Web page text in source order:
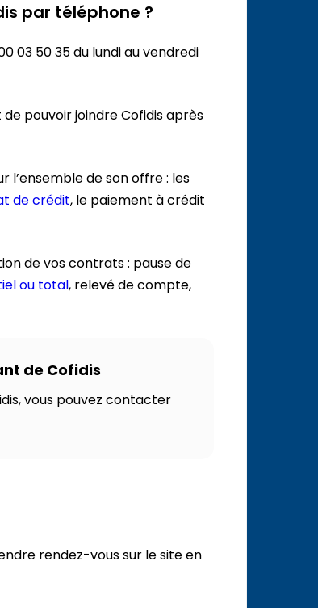
par téléphone ?
03 50 35 du lundi au vendredi
pouvoir joindre Cofidis après
l’ensemble de son offre : les
de crédit, le paiement à crédit
de vos contrats : pause de
ou total, relevé de compte,
de Cofidis
vous pouvez contacter
rendez-vous sur le site en